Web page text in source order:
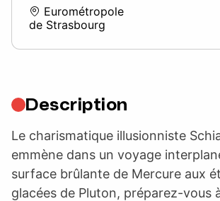
Eurométropole
de Strasbourg
Description
Le charismatique illusionniste
emmène dans un voyage
surface brûlante de Mercure aux
glacées de Pluton, préparez-vous